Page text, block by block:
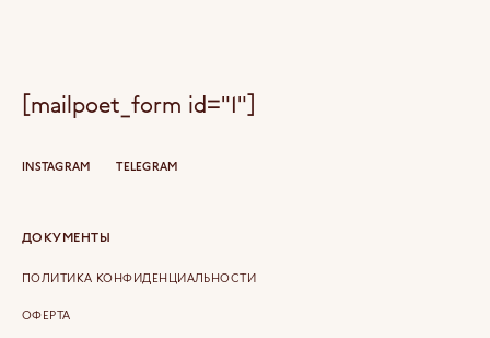
ДОКУМЕНТЫ
ПОЛИТИКА КОНФИДЕНЦИАЛЬНОСТИ
ОФЕРТА
INSTAGRAM TELEGRAM
[mailpoet_form id="1"]